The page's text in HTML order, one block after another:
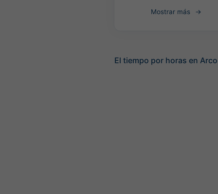
Mostrar más
El tiempo por horas en